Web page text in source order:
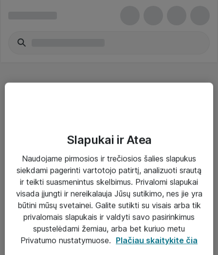
Sprendimai ir paslaugos
Paslaugos
Sprendimai
Įgyvendinti projektai
Atea ekspertų patarimai verslui
Slapukai ir Atea
Naudojame pirmosios ir trečiosios šalies slapukus
siekdami pagerinti vartotojo patirtį, analizuoti srautą
ir teikti suasmenintus skelbimus. Privalomi slapukai
visada įjungti ir nereikalauja Jūsų sutikimo, nes jie yra
būtini mūsų svetainei. Galite sutikti su visais arba tik
privalomais slapukais ir valdyti savo pasirinkimus
spustelėdami žemiau, arba bet kuriuo metu
Privatumo nustatymuose. Plačiau skaitykite čia